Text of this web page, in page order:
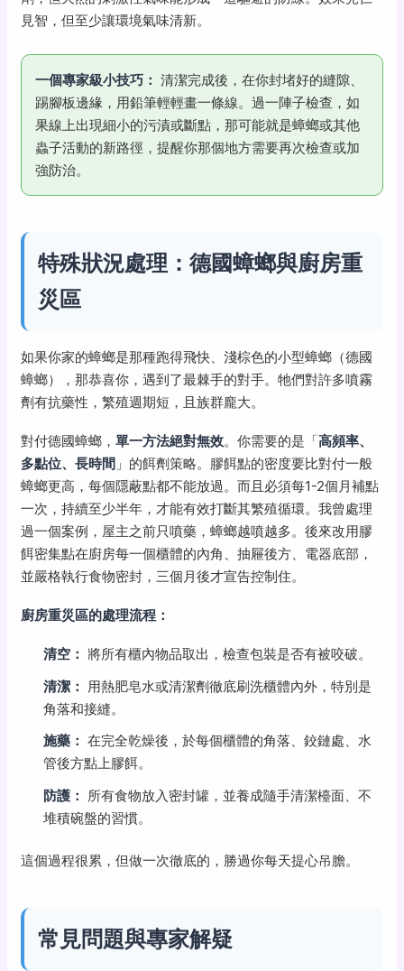
見智，但至少讓環境氣味清新。
一個專家級小技巧： 清潔完成後，在你封堵好的縫隙、
踢腳板邊緣，用鉛筆輕輕畫一條線。過一陣子檢查，如
果線上出現細小的污漬或斷點，那可能就是蟑螂或其他
蟲子活動的新路徑，提醒你那個地方需要再次檢查或加
強防治。
特殊狀況處理：德國蟑螂與廚房重
災區
如果你家的蟑螂是那種跑得飛快、淺棕色的小型蟑螂（德國
蟑螂），那恭喜你，遇到了最棘手的對手。牠們對許多噴霧
劑有抗藥性，繁殖週期短，且族群龐大。
對付德國蟑螂， 單一方法絕對無效。你需要的是「高頻率、
多點位、長時間 」的餌劑策略。膠餌點的密度要比對付一般
蟑螂更高，每個隱蔽點都不能放過。而且必須每1-2個月補點
一次，持續至少半年，才能有效打斷其繁殖循環。我曾處理
過一個案例，屋主之前只噴藥，蟑螂越噴越多。後來改用膠
餌密集點在廚房每一個櫃體的內角、抽屜後方、電器底部，
並嚴格執行食物密封，三個月後才宣告控制住。
廚房重災區的處理流程：
清空： 將所有櫃內物品取出，檢查包裝是否有被咬破。
清潔：
用熱肥皂水或清潔劑徹底刷洗櫃體內外，特別是
角落和接縫。
施藥： 在完全乾燥後，於每個櫃體的角落、鉸鏈處、水
管後方點上膠餌。
防護：
所有食物放入密封罐，並養成隨手清潔檯面、不
堆積碗盤的習慣。
這個過程很累，但做一次徹底的，勝過你每天提心吊膽。
常見問題與專家解疑